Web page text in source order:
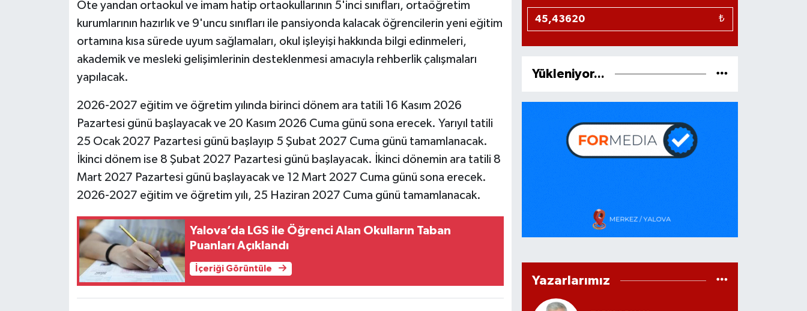
Öte yandan ortaokul ve imam hatip ortaokullarının 5'inci sınıfları, ortaöğretim
kurumlarının hazırlık ve 9'uncu sınıfları ile pansiyonda kalacak öğrencilerin yeni eğitim
ortamına kısa sürede uyum sağlamaları, okul işleyişi hakkında bilgi edinmeleri,
akademik ve mesleki gelişimlerinin desteklenmesi amacıyla rehberlik çalışmaları
yapılacak.
2026-2027 eğitim ve öğretim yılında birinci dönem ara tatili 16 Kasım 2026
Pazartesi günü başlayacak ve 20 Kasım 2026 Cuma günü sona erecek. Yarıyıl tatili
25 Ocak 2027 Pazartesi günü başlayıp 5 Şubat 2027 Cuma günü tamamlanacak.
İkinci dönem ise 8 Şubat 2027 Pazartesi günü başlayacak. İkinci dönemin ara tatili 8
Mart 2027 Pazartesi günü başlayacak ve 12 Mart 2027 Cuma günü sona erecek.
2026-2027 eğitim ve öğretim yılı, 25 Haziran 2027 Cuma günü tamamlanacak.
Yalova’da LGS ile Öğrenci Alan Okulların Taban
Puanları Açıklandı
İçeriği Görüntüle
₺
Yükleniyor...
Yazarlarımız